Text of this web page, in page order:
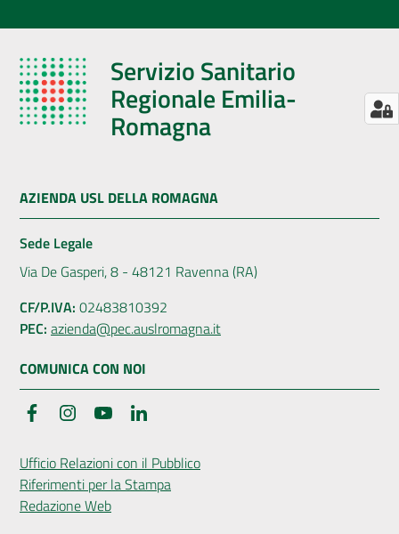
Servizio Sanitario
Regionale Emilia-
Romagna
AZIENDA USL DELLA ROMAGNA
Sede Legale
Via De Gasperi, 8 - 48121 Ravenna (RA)
CF/P.IVA: 02483810392
PEC: azienda@pec.auslromagna.it
COMUNICA CON NOI
FacebookInstagramYouTube
Ufficio Relazioni con il Pubblico
Riferimenti per la Stampa
Redazione Web